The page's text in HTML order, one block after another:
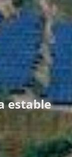
combinación
eléctrico, y
generación de
estable